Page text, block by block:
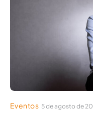
Eventos 5 de agosto de